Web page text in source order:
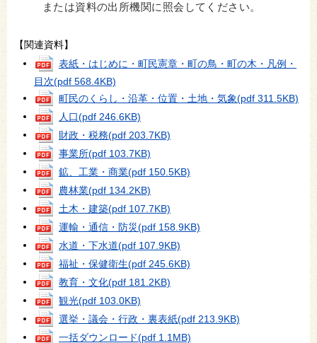
または資料の出所機関に照会してください。
【関連資料】
表紙・はじめに・町民憲章・町の鳥・町の木・凡例・
目次(pdf 568.4KB)
町民のくらし・沿革・位置・土地・気象(pdf 311.5KB)
人口(pdf 246.6KB)
財政・税務(pdf 203.7KB)
事業所(pdf 103.7KB)
鉱、工業・商業(pdf 150.5KB)
農林業(pdf 134.2KB)
土木・建築(pdf 107.7KB)
運輸・通信・防災(pdf 158.9KB)
水道・下水道(pdf 107.9KB)
福祉・保健衛生(pdf 245.6KB)
教育・文化(pdf 181.2KB)
観光(pdf 103.0KB)
選挙・議会・行政・裏表紙(pdf 213.9KB)
一括ダウンロード(pdf 1.1MB)